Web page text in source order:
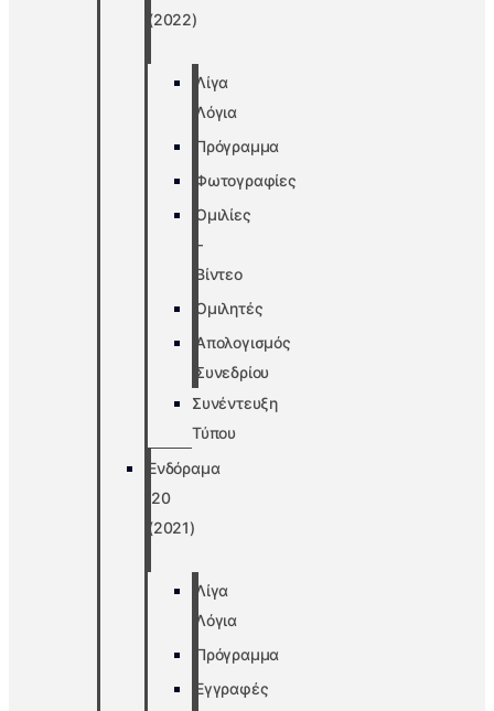
(2022)
Λίγα
Λόγια
Πρόγραμμα
Φωτογραφίες
Ομιλίες
–
Βίντεο
Ομιλητές
Απολογισμός
Συνεδρίου
Συνέντευξη
Τύπου
Ενδόραμα
’20
(2021)
Λίγα
Λόγια
Πρόγραμμα
Εγγραφές